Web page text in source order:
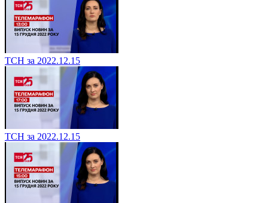
ТСН за 2022.12.15
ТСН за 2022.12.15